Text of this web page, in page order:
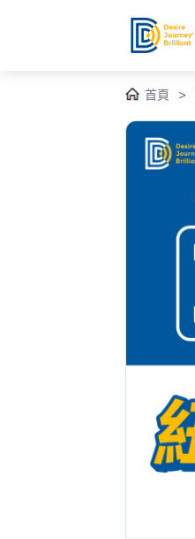
首頁 >